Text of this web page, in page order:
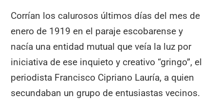
Corrían los calurosos últimos días del mes de
enero de 1919 en el paraje escobarense y
nacía una entidad mutual que veía la luz por
iniciativa de ese inquieto y creativo “gringo”, el
periodista Francisco Cipriano Lauría, a quien
secundaban un grupo de entusiastas vecinos.